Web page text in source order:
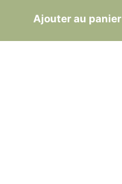
Ajouter au panier